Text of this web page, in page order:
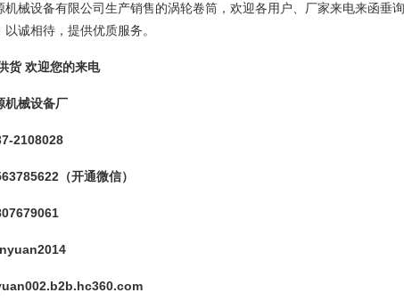
机械设备有限公司生产销售的涡轮卷筒，欢迎各用户、厂家来电来函垂
诚相待，提供优质服务。
货 欢迎您的来电
机械设备厂
2108028
（开通微信）
2014